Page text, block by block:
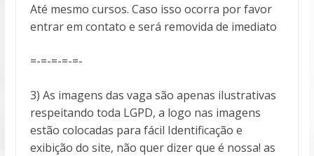
Até mesmo cursos. Caso isso ocorra por favor
entrar em contato e será removida de imediato
=-=-=-=-=-
3) As imagens das vaga são apenas ilustrativas
respeitando toda LGPD, a logo nas imagens
estão colocadas para fácil Identificação e
exibição do site, não quer dizer que é nossa! as